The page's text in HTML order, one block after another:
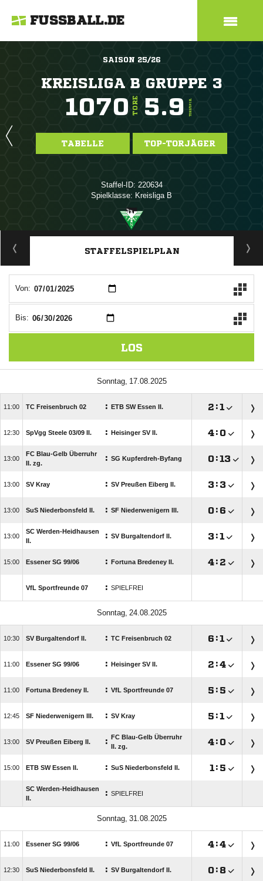
FUSSBALL.DE
SAISON 25/26
KREISLIGA B GRUPPE 3
1070 TORE 5.9 TORE/SPIEL
TABELLE TOP-TORJÄGER
Staffel-ID: 220634
Spielklasse: Kreisliga B
ANZEIGE
STAFFELSPIELPLAN
Von:
Bis:
LOS
 
 TC Freisenbruch 02 : ETB SW Essen II.  :
 SpVgg Steele 03/​09 II. : Heisinger SV II. : 

FC Blau-Gelb Überruhr
II. zg.
: SG Kupferdreh-Byfang :
 SV Kray : SV Preußen Eiberg II. : 
 SuS Niederbonsfeld II. : SF Niederwenigern III. : 

SC Werden-Heidhausen
II.
: SV Burgaltendorf II. :
 Essener SG 99/​06 : Fortuna Bredeney II. : 
VfL Sportfreunde 07 : SPIELFREI
 
 SV Burgaltendorf II. : TC Freisenbruch 02  :
 Essener SG 99/​06 : Heisinger SV II.  :
 Fortuna Bredeney II. : VfL Sportfreunde 07  : 
 SF Niederwenigern III. : SV Kray  :
 SV Preußen Eiberg II. : FC Blau-Gelb Überruhr
II. zg.
: 
 ETB SW Essen II. : SuS Niederbonsfeld II.  : 
SC Werden-Heidhausen
II.
: SPIELFREI
 
 Essener SG 99/​06 : VfL Sportfreunde 07 :
 SuS Niederbonsfeld II. : SV Burgaltendorf II. : 